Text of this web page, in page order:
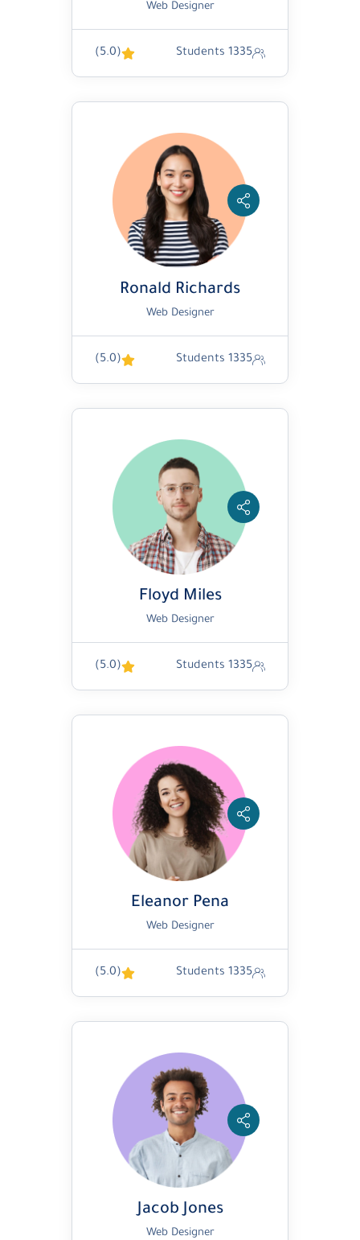
Web Designer
1335 Students
(5.0)
Ronald Richards
Web Designer
1335 Students
(5.0)
Floyd Miles
Web Designer
1335 Students
(5.0)
Eleanor Pena
Web Designer
1335 Students
(5.0)
Jacob Jones
Web Designer